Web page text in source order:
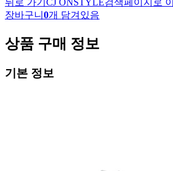
장바구니 0개 담겨있음
상품 구매 정보
기본 정보